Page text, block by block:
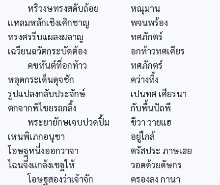
หริวงษทรงสดับถ้อย
หณุมาน
แหลมหลักเชิงเศิกชาญ
พจนพร้อง
ทรงศรรีบแผลงผลาญ
ทศภักตร์
เฉวียนฉวัตกระบัดต้อง
อกท้าวทศเศียร
คชทันต์ที่อกท้าว
ทศภักตร์
หลุดกระเด็นดุจชัก
คว่างทิ้ง
รูปแปลงกลับประจักษ์
เปนทศ เศียรนา
ตกจากพิไชยรถกลิ้ง
กับพื้นปัถพี
พระยายักษเจบปวดปิ้ม
ชีวา วายแฮ
เหนพิเภกอนุชา
อยู่ใกล้
โอษฐหนึ่งออกวาจา
ตรัสประ ภาษเฮย
ไฉนจึ่งแกล้งเชฐให้
วอดด้วยดัษกร
โอษฐสองว่าเจ้าจัก
ครองลง กานา